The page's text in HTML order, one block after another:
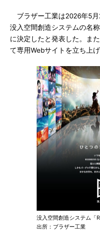
ブラザー工業は2026年5
没入空間創造システムの名
に決定したと発表した。ま
て専用Webサイトを立ち上
没入空間創造システム「
出所：ブラザー工業